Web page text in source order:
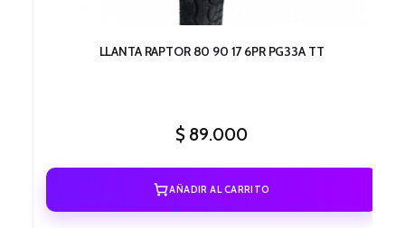
LLANTA RAPTOR 80 90 17 6PR PG33A TT
$ 89.000
AÑADIR AL CARRITO